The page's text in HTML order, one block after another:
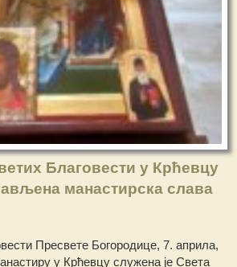
Благовести у Крћевцу
манастирска слава
Пресвете Богородице, 7. априла,
у Крћевцу служена је Света